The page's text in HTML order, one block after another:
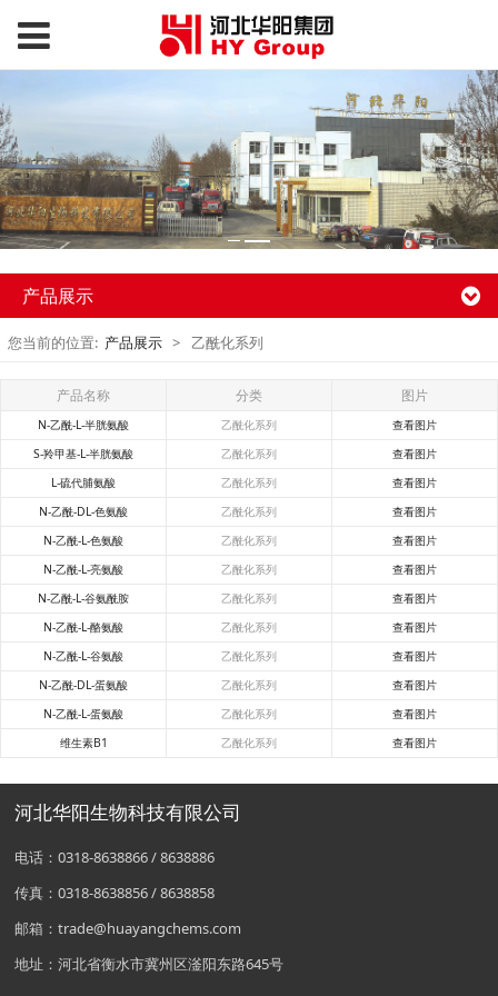
产品展示
您当前的位置: 产品展示 > 乙酰化系列
产品名称 分类 图片
N-乙酰-L-半胱氨酸 乙酰化系列
查看图片
S-羚甲基-L-半胱氨酸
乙酰化系列
查看图片
L-硫代脯氨酸
乙酰化系列
查看图片
N-乙酰-DL-色氨酸
乙酰化系列
查看图片
N-乙酰-L-色氨酸
乙酰化系列
查看图片
N-乙酰-L-亮氨酸
乙酰化系列
查看图片
N-乙酰-L-谷氨酰胺
乙酰化系列
查看图片
N-乙酰-L-酪氨酸
乙酰化系列
查看图片
N-乙酰-L-谷氨酸
乙酰化系列
查看图片
N-乙酰-DL-蛋氨酸
乙酰化系列
查看图片
N-乙酰-L-蛋氨酸
乙酰化系列
查看图片
维生素B1
乙酰化系列 查看图片
河北华阳生物科技有限公司
电话：0318-8638866 / 8638886
传真：0318-8638856 / 8638858
邮箱：trade@huayangchems.com
地址：河北省衡水市冀州区滏阳东路645号